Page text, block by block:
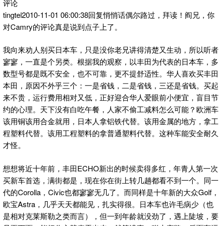
评论
tingtel2010-11-01 06:00:38回复悄悄话偶尔路过，拜读！阎兄，你
对Camry的评论真是说到点子上了。
我向来劝人别买日本车，只是没你老兄讲得清楚又生动，所以听者
寥寥，一直是个另类。根据我的观察，以丰田为代表的日本车，多
数型号都是既不安全，也不可靠，更不提舒适性。华人喜欢买丰田
本田，原因不外乎三个：一是省钱，二是省钱，三还是省钱。买起
来不贵，运行费用相对又低，正好迎合华人爱眼前小便宜，盲目节
约的心理。天下没有白吃午餐，人家不偷工减料怎么可能？欧洲车
该用铜该用合金就用，日本人拿铝铁代替。该用金属的地方，拿工
程塑料代替。该用工程塑料的拿普通塑料代替。这种车能安全耐久
才怪。
想想将近十年前，丰田ECHO新出的时候卖得多红，年青人第一次
买新车首选，满街都是，现在你在街上转几趟都看不到一个。同一
代的Corolla，Civic也都寥寥无几了。而同样是十年新的大众Golf，
欧宝Astra，几乎天天都能见，扎实得很。日本车也许毛病少（也
是相对克莱斯勒之类而言），但一到年龄就没劲了，遇上陡坡，要